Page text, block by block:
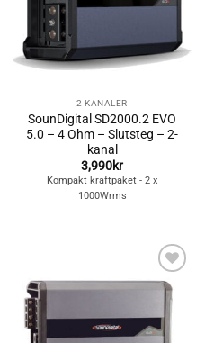
2 KANALER
SounDigital SD2000.2 EVO
5.0 – 4 Ohm – Slutsteg – 2-
kanal
3,990kr
Kompakt kraftpaket - 2 x
1000Wrms
Lägg till i